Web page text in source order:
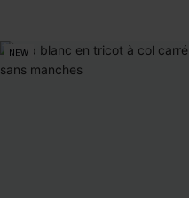
NEW